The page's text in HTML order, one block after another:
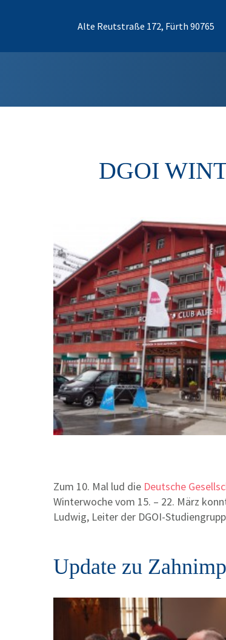
Alte Reutstraße 172, Fürth 90765
DGOI
Zum 10. Mal lud die Deutsche
Winterwoche vom 15. – 22. März
Ludwig, Leiter der DGOI-
Update zu